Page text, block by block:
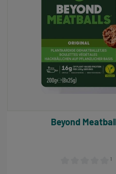
¹
Beyond